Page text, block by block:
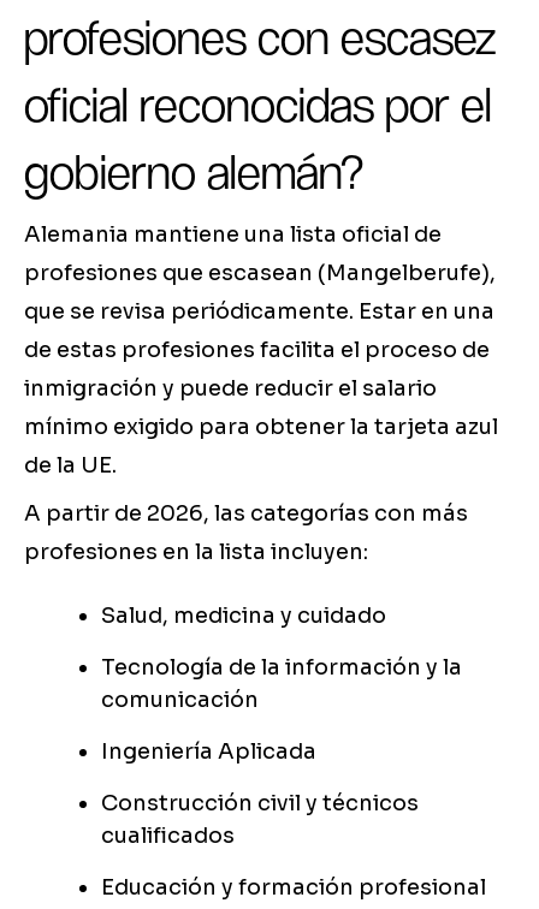
profesiones con escasez
oficial reconocidas por el
gobierno alemán?
Alemania mantiene una lista oficial de
profesiones que escasean (Mangelberufe),
que se revisa periódicamente. Estar en una
de estas profesiones facilita el proceso de
inmigración y puede reducir el salario
mínimo exigido para obtener la tarjeta azul
de la UE.
A partir de 2026, las categorías con más
profesiones en la lista incluyen:
Salud, medicina y cuidado
Tecnología de la información y la
comunicación
Ingeniería Aplicada
Construcción civil y técnicos
cualificados
Educación y formación profesional